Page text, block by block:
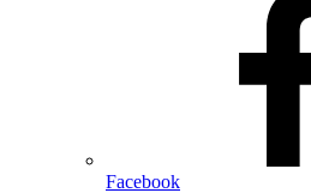
Facebook